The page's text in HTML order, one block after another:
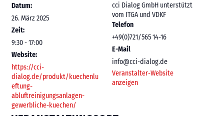
Datum:
26. März 2025
Zeit:
9:30 - 17:00
Website:
https://cci-
dialog.de/produkt/kuechenlu
eftung-
abluftreinigungsanlagen-
gewerbliche-kuechen/
cci Dialog GmbH unterstützt
vom ITGA und VDKF
Telefon
+49(0)721/565 14-16
E-Mail
info@cci-dialog.de
Veranstalter-Website
anzeigen